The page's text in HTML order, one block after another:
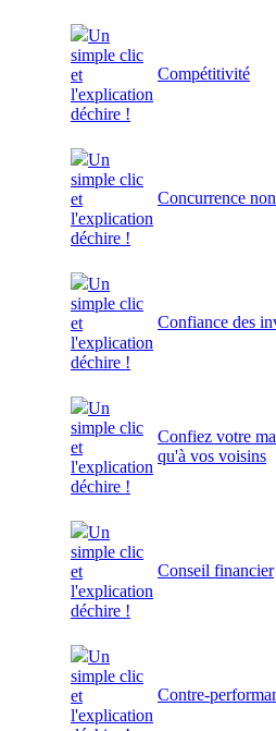
Un
simple clic
et
l'explication
déchire !
Compétitivité
Un
simple clic
et
l'explication
déchire !
Concurrence
Un
simple clic
et
l'explication
déchire !
Confiance des
Un
simple clic
et
l'explication
déchire !
Confiez votre
qu'à vos voisins
Un
simple clic
et
l'explication
déchire !
Conseil financier
Un
simple clic
et
l'explication
Contre-